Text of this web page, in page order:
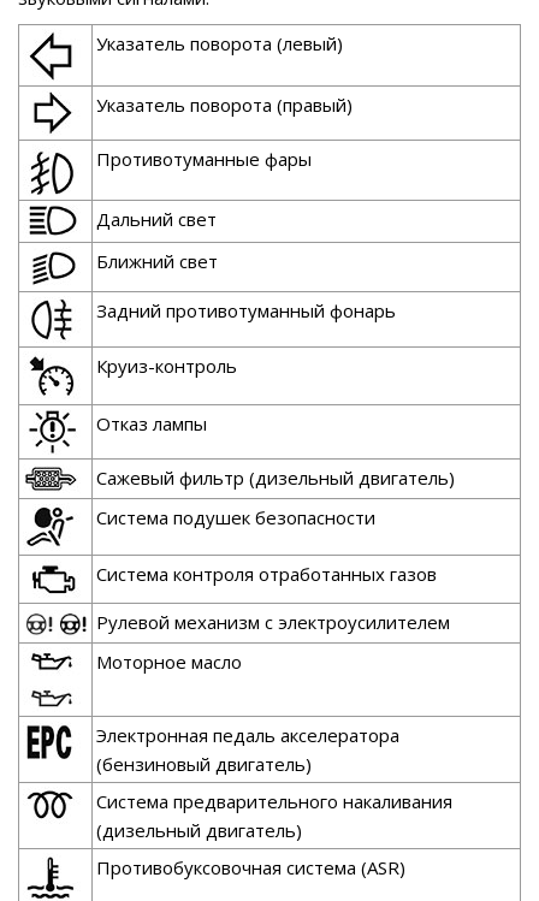
Указатель поворота (левый)
Указатель поворота (правый)
Противотуманные фары
Дальний свет
Ближний свет
Задний противотуманный фонарь
Круиз-контроль
Отказ лампы
Сажевый фильтр (дизельный двигатель)
Система подушек безопасности
Система контроля отработанных газов
Рулевой механизм с электроусилителем
Моторное масло
Электронная педаль акселератора
(бензиновый двигатель)
Система предварительного накаливания
(дизельный двигатель)
Противобуксовочная система (ASR)